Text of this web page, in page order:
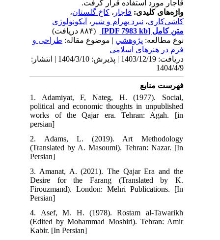
قاجار مورد استفاده قرار گرفت.
واژه‌های کلیدی:قاجار،کاخ گلستان،
کاشی‌کاری،نبرد بهرام و شیر ،آیکونولوژی
متن کامل[PDF 7983 kb]
(۸۸۴ دریافت)
نوع مطالعه: پژوهشي | موضوع مقاله:طراحی و
فرم در هنرهای اسلامی
دریافت: 1403/12/19 | پذیرش: 1404/3/10 | انتشار:
فهرست منابع
1. Adamiyat, F, Nateg, H. (1977). Social,
political and economic thoughts in unpublished
works of the Qajar era. Tehran: Agah. [in
2. Adams, L. (2019). Art Methodology
(Translated by A. Masoumi). Tehran: Nazar. [In
3. Amanat, A. (2021). The Qajar Era and the
Desire for the Farang (Translated by K.
Firouzmand). London: Mehri Publications. [In
4. Asef, M. H. (1978). Rostam al-Tawarikh
(Edited by Mohammad Moshiri). Tehran: Amir
Kabir. [In Persian]